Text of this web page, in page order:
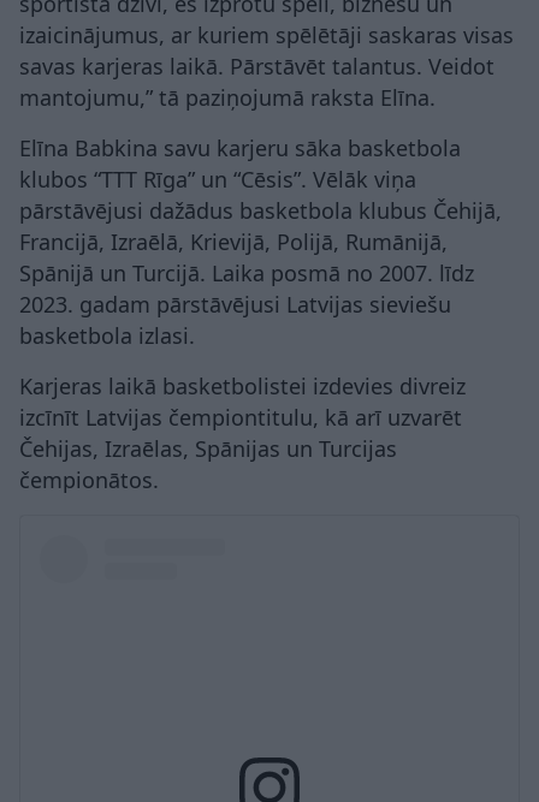
izaicinājumus, ar kuriem spēlētāji saskaras visas
savas karjeras laikā. Pārstāvēt talantus. Veidot
mantojumu,” tā paziņojumā raksta Elīna.
Elīna Babkina savu karjeru sāka basketbola
klubos “TTT Rīga” un “Cēsis”. Vēlāk viņa
pārstāvējusi dažādus basketbola klubus Čehijā,
Francijā, Izraēlā, Krievijā, Polijā, Rumānijā,
Spānijā un Turcijā. Laika posmā no 2007. līdz
2023. gadam pārstāvējusi Latvijas sieviešu
basketbola izlasi.
Karjeras laikā basketbolistei izdevies divreiz
izcīnīt Latvijas čempiontitulu, kā arī uzvarēt
Čehijas, Izraēlas, Spānijas un Turcijas
čempionātos.